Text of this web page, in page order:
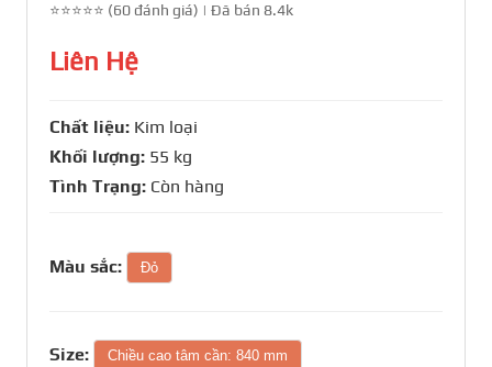
⭐⭐⭐⭐⭐ (60 đánh giá) | Đã bán 8.4k
Liên Hệ
Chất liệu: Kim loại
Khối lượng: 55 kg
Tình Trạng: Còn hàng
Màu sắc: Đỏ
Size: Chiều cao tâm cần: 840 mm